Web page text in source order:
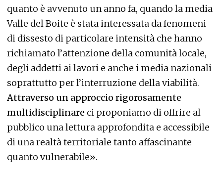
quanto è avvenuto un anno fa, quando la media
Valle del Boite è stata interessata da fenomeni
di dissesto di particolare intensità che hanno
richiamato l’attenzione della comunità locale,
degli addetti ai lavori e anche i media nazionali
soprattutto per l’interruzione della viabilità.
Attraverso un approccio rigorosamente
multidisciplinare ci proponiamo di offrire al
pubblico una lettura approfondita e accessibile
di una realtà territoriale tanto affascinante
quanto vulnerabile».